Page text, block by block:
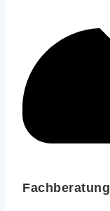
Fachberatung